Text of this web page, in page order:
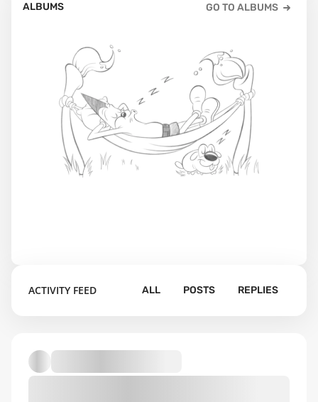
ALBUMS GO TO ALBUMS
ACTIVITY FEED ALL POSTS REPLIES